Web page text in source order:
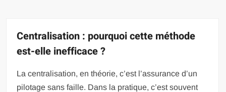
Centralisation : pourquoi cette méthode
est-elle inefficace ?
La centralisation, en théorie, c’est l’assurance d’un
pilotage sans faille. Dans la pratique, c’est souvent